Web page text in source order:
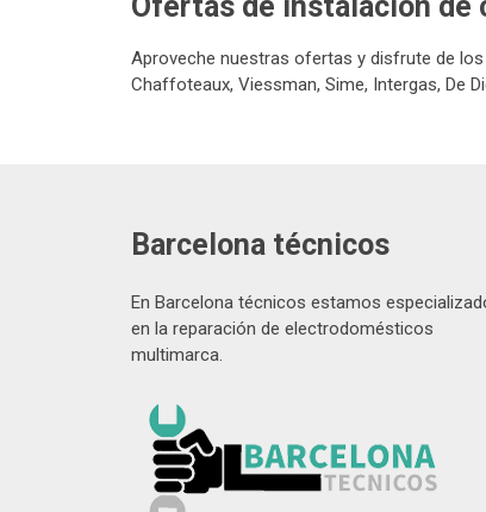
Ofertas de instalación de
Aproveche nuestras ofertas y disfrute de los
Chaffoteaux, Viessman, Sime, Intergas, De
Barcelona técnicos
En Barcelona técnicos estamos
en la reparación de electrodomésticos
multimarca.